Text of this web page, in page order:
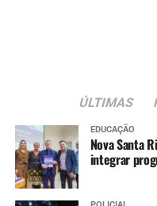
bastante
trânsito”,
A dona de casa Sônia
participou do evento.
ÚLTIMAS
EDUCAÇÃO
Nova Santa
integrar